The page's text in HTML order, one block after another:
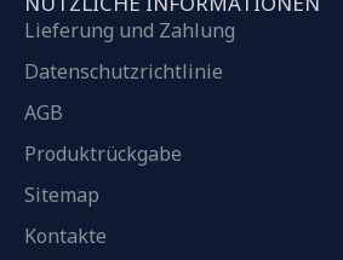
Lieferung und Zahlung
Datenschutzrichtlinie
AGB
Produktrückgabe
Sitemap
Kontakte